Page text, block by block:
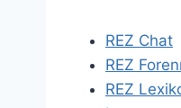
REZ Chat
REZ
REZ